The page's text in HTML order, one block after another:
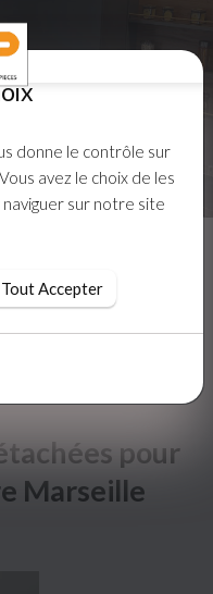
pour
Marseille
donne le contrôle sur
avez le choix de les
sur notre site
Tout Accepter
donne le contrôle sur
sur notre site